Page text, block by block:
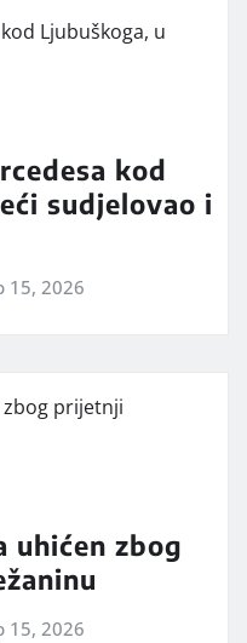
kod
sudjelovao i
15, 2026
uhićen zbog
15, 2026